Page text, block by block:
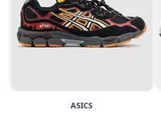
ASICS